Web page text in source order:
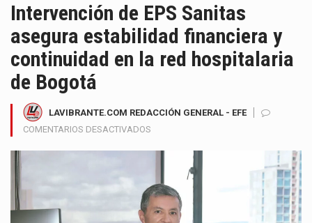
Intervención de EPS Sanitas
asegura estabilidad financiera y
continuidad en la red hospitalaria
de Bogotá
LAVIBRANTE.COM REDACCIÓN GENERAL - EFE
COMENTARIOS DESACTIVADOS
SANITAS
ASEGURA
ESTABILIDAD